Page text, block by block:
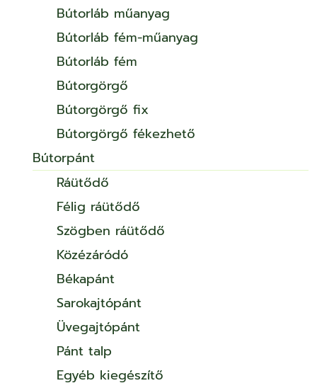
Bútorláb műanyag
Bútorláb fém-műanyag
Bútorláb fém
Bútorgörgő
Bútorgörgő fix
Bútorgörgő fékezhető
Bútorpánt
Ráütődő
Félig ráütődő
Szögben ráütődő
Közézáródó
Békapánt
Sarokajtópánt
Üvegajtópánt
Pánt talp
Egyéb kiegészítő